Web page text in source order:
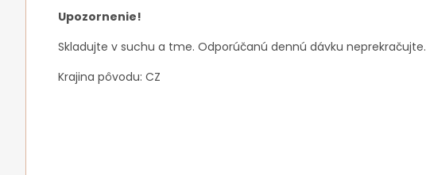
Upozornenie!
Skladujte v suchu a tme. Odporúčanú dennú dávku neprekračujte.
Krajina pôvodu: CZ